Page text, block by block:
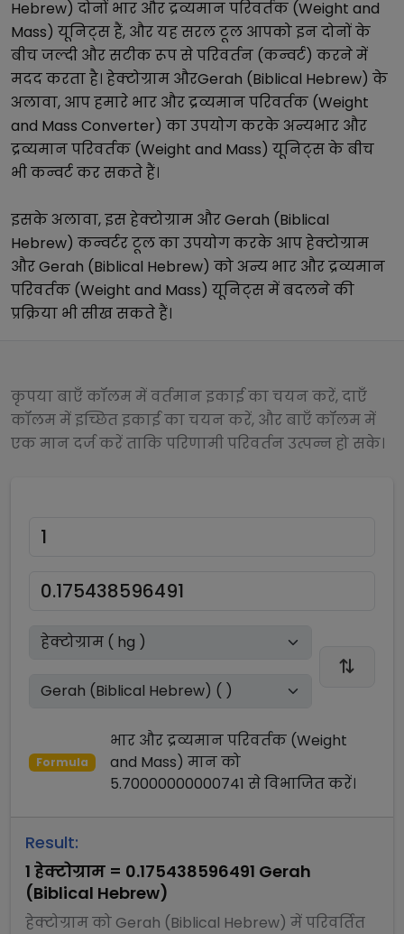
Hebrew) दोनों भार और द्रव्यमान परिवर्तक (Weight and
Mass) यूनिट्स हैं, और यह सरल टूल आपको इन दोनों के
बीच जल्दी और सटीक रूप से परिवर्तन (कन्वर्ट) करने में
मदद करता है। हेक्टोग्राम औरGerah (Biblical Hebrew) के
अलावा, आप हमारे भार और द्रव्यमान परिवर्तक (Weight
and Mass Converter) का उपयोग करके अन्यभार और
द्रव्यमान परिवर्तक (Weight and Mass) यूनिट्स के बीच
भी कन्वर्ट कर सकते हैं।
इसके अलावा, इसहेक्टोग्राम औरGerah (Biblical
Hebrew) कन्वर्टर टूल का उपयोग करके आपहेक्टोग्राम
औरGerah (Biblical Hebrew) को अन्य भार और द्रव्यमान
परिवर्तक (Weight and Mass) यूनिट्स में बदलने की
प्रक्रिया भी सीख सकते हैं।
कृपया बाएँ कॉलम में वर्तमान इकाई का चयन करें, दाएँ
कॉलम में इच्छित इकाई का चयन करें, और बाएँ कॉलम में
एक मान दर्ज करें ताकि परिणामी परिवर्तन उत्पन्न हो सके।
Formula
भार और द्रव्यमान परिवर्तक (Weight
and Mass) मान को
5.70000000000741 सेविभाजितकरें।
Result:
1 हेक्टोग्राम = 0.175438596491 Gerah
(Biblical Hebrew)
हेक्टोग्रामको Gerah (Biblical Hebrew) में परिवर्तित